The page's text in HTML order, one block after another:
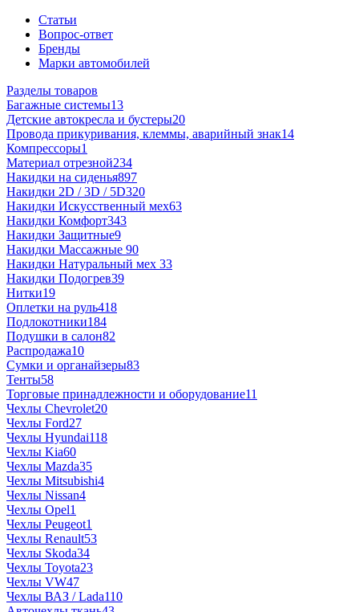
Статьи
Вопрос-ответ
Бренды
Марки автомобилей
Разделы товаров
Багажные системы13
Детские автокресла и бустеры20
Провода прикуривания, клеммы, аварийный знак14
Компрессоры1
Материал отрезной234
Накидки на сиденья897
Накидки 2D / 3D / 5D320
Накидки Искусственный мех63
Накидки Комфорт343
Накидки Защитные9
Накидки Массажные 90
Накидки Натуральный мех 33
Накидки Подогрев39
Нитки19
Оплетки на руль418
Подлокотники184
Подушки в салон82
Распродажа10
Сумки и органайзеры83
Тенты58
Торговые принадлежности и оборудование11
Чехлы Chevrolet20
Чехлы Ford27
Чехлы Hyundai118
Чехлы Kia60
Чехлы Mazda35
Чехлы Mitsubishi4
Чехлы Nissan4
Чехлы Opel1
Чехлы Peugeot1
Чехлы Renault53
Чехлы Skoda34
Чехлы Toyota23
Чехлы VW47
Чехлы ВАЗ / Lada110